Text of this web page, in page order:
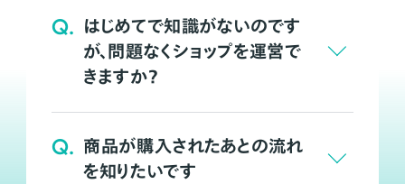
Q. はじめてで知識がないのです
が、問題なくショップを運営で
きますか？
Q. 商品が購入されたあとの流れ
を知りたいです